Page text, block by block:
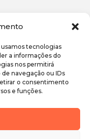
tecnologias
a informações do
nos permitirá
navegação ou IDs
o consentimento
e funções.
os direitos